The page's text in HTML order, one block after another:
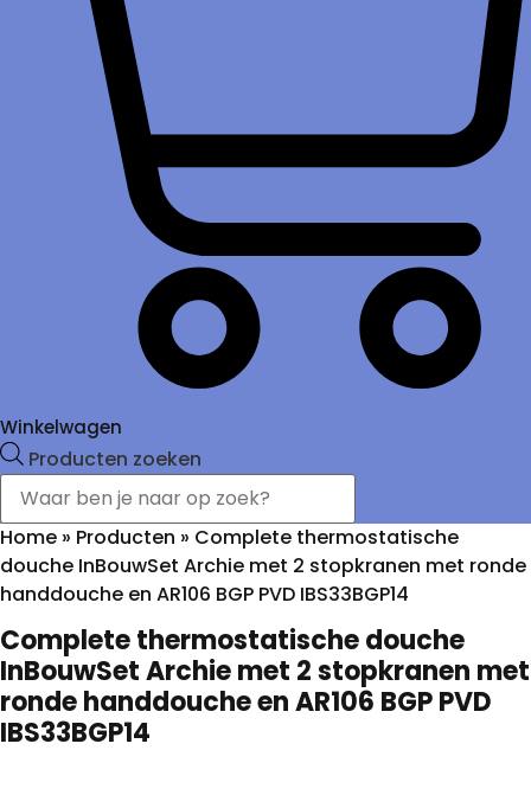
Winkelwagen
Producten zoeken
Home » Producten » Complete thermostatische
douche InBouwSet Archie met 2 stopkranen met ronde
handdouche en AR106 BGP PVD IBS33BGP14
Complete thermostatische douche
InBouwSet Archie met 2 stopkranen met
ronde handdouche en AR106 BGP PVD
IBS33BGP14